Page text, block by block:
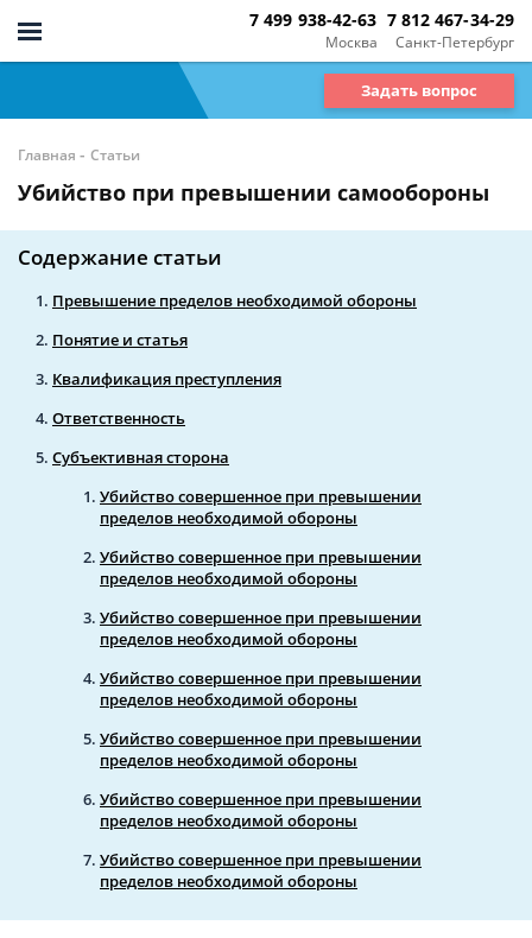
Москва
7 499 938-42-63
Санкт-Петербург
7 812 467-34-29
Задать вопрос
Главная - Статьи
Убийство при превышении самообороны
Содержание статьи
Превышение пределов необходимой обороны
Понятие и статья
Квалификация преступления
Ответственность
Субъективная сторона
Убийство совершенное при превышении
пределов необходимой обороны
Убийство совершенное при превышении
пределов необходимой обороны
Убийство совершенное при превышении
пределов необходимой обороны
Убийство совершенное при превышении
пределов необходимой обороны
Убийство совершенное при превышении
пределов необходимой обороны
Убийство совершенное при превышении
пределов необходимой обороны
Убийство совершенное при превышении
пределов необходимой обороны